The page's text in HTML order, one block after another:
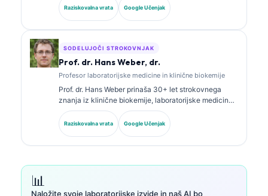
analize. Ima specialna certifikata iz klinične kemije in
je obsežno objavljala o panelih biomarkerjev in
Raziskovalna vrata Google Učenjak
SODELUJOČI STROKOVNJAK
Prof. dr. Hans Weber, dr.
Profesor laboratorijske medicine in klinične biokemije
Prof. dr. Hans Weber prinaša 30+ let strokovnega
znanja iz klinične biokemije, laboratorijske medicine
in raziskav biomarkerjev. Nekdanji predsednik
Nemškega društva za klinično kemijo se osredotoča
na analizo diagnostičnih panelov, standardizacijo
Raziskovalna vrata Google Učenjak
📊
Naložite svoje laboratorijske izvide in naš AI bo